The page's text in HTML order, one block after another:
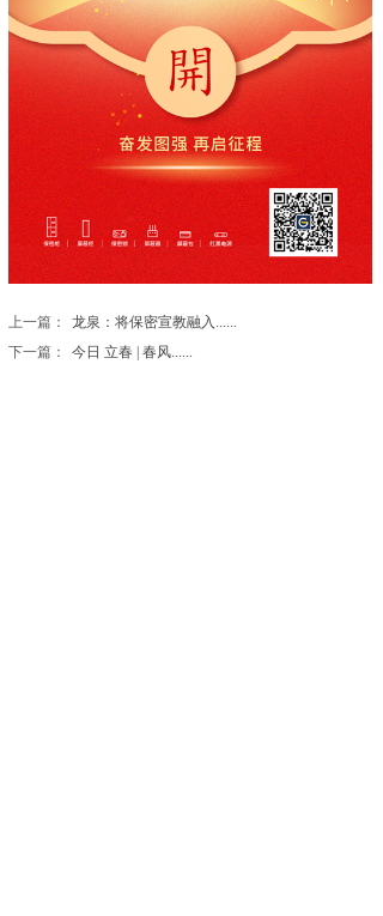
上一篇：
龙泉：将保密宣教融入......
下一篇：
今日 立春 | 春风......